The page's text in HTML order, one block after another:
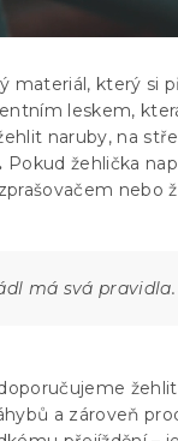
materiál, který si
leskem,
naruby, na
Pokud žehlička
nebo
má svá
žehlit
a zároveň